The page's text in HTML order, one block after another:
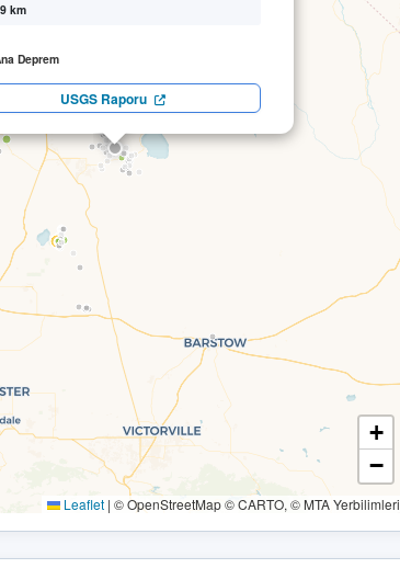
km
Deprem
USGS Raporu
+
−
Leaflet | © OpenStreetMap © CARTO, © MTA Yerbilimleri